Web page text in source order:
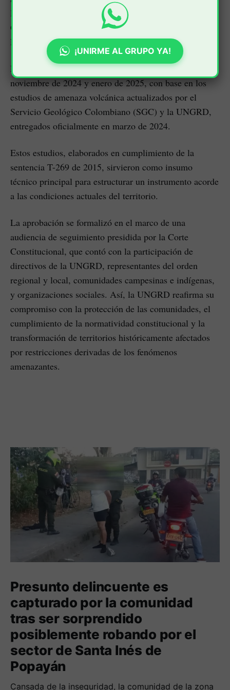
las autoridades territoriales y las comunidades del
Galeras,” señaló María Meza, subdirectora para la
Reducción del Riesgo de la UNGRD.
El proceso de formulación se llevó a cabo entre
noviembre de 2024 y enero de 2025, con base en los
estudios de amenaza volcánica actualizados por el
Servicio Geológico Colombiano (SGC) y la UNGRD,
entregados oficialmente en marzo de 2024.
Estos estudios, elaborados en cumplimiento de la
sentencia T-269 de 2015, sirvieron como insumo
técnico principal para estructurar un instrumento acorde
a las condiciones actuales del territorio.
La aprobación se formalizó en el marco de una
audiencia de seguimiento presidida por la Corte
Constitucional, que contó con la participación de
directivos de la UNGRD, representantes del orden
regional y local, comunidades campesinas e indígenas,
y organizaciones sociales. Así, la UNGRD reafirma su
compromiso con la protección de las comunidades, el
cumplimiento de la normatividad constitucional y la
transformación de territorios históricamente afectados
por restricciones derivadas de los fenómenos
amenazantes.
Presunto delincuente es
capturado por la comunidad
tras ser sorprendido
posiblemente robando por el
sector de Santa Inés de
Popayán
Cansada de la inseguridad, la comunidad de la zona
¡UNIRME AL GRUPO YA!